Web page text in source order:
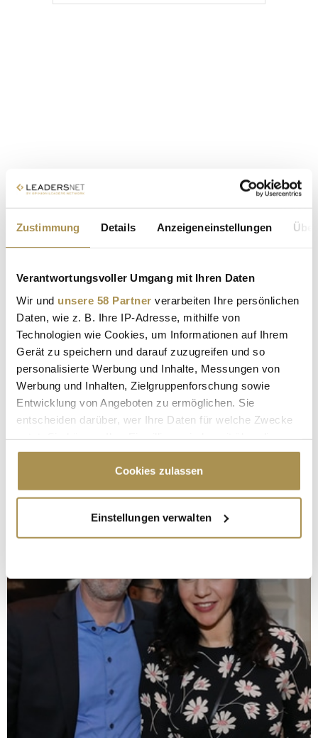
Zustimmung Details Anzeigeneinstellungen
Verantwortungsvoller Umgang mit Ihren Daten
Wir und unsere 58 Partner verarbeiten Ihre persönlichen
Daten, wie z. B. Ihre IP-Adresse, mithilfe von
Technologien wie Cookies, um Informationen auf Ihrem
Gerät zu speichern und darauf zuzugreifen und so
personalisierte Werbung und Inhalte, Messungen von
Werbung und Inhalten, Zielgruppenforschung sowie
Entwicklung von Angeboten zu ermöglichen. Sie
entscheiden darüber, wer Ihre Daten für welche Zwecke
Cookie-Erklärung oder durch Klicken auf das Privacy
Trigger Symbol ändern oder widerrufen
Informationen über Ihre geografische Lage
erfassen, welche bis auf einige Meter genau sein
bestimmten Merkmalen (Fingerprinting) identifizieren
Erfahren Sie mehr darüber, wie Ihre persönlichen Daten
verarbeitet werden, und legen Sie Ihre Präferenzen im
Abschnitt Einzelheitenfest.
Wir verwenden Cookies, um Inhalte und Anzeigen zu
personalisieren, Funktionen für soziale Medien anbieten
zu können und die Zugriffe auf unsere Website zu
analysieren. Außerdem geben wir Informationen zu Ihrer
Cookies zulassen
Einstellungen verwalten